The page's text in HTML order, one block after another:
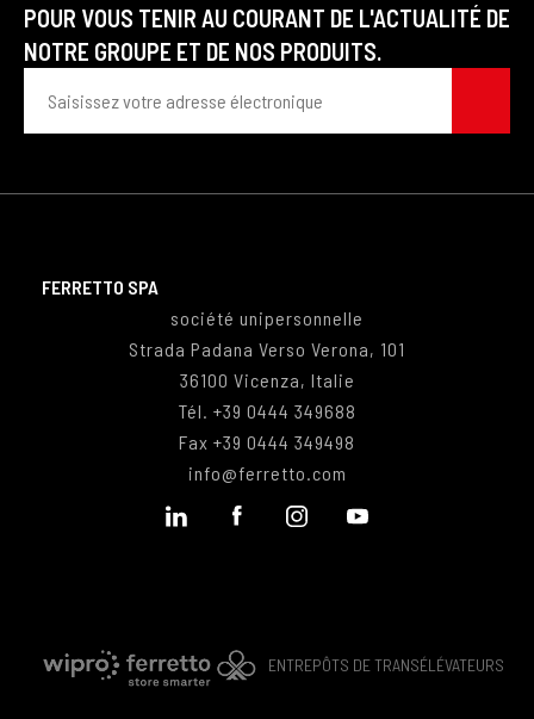
POUR VOUS TENIR AU COURANT DE L'ACTUALITÉ DE
NOTRE GROUPE ET DE NOS PRODUITS.
FERRETTO SPA
société unipersonnelle
Strada Padana Verso Verona, 101
36100 Vicenza, Italie
Tél. +39 0444 349688
Fax +39 0444 349498
info@ferretto.com
ENTREPÔTS DE TRANSÉLÉVATEURS